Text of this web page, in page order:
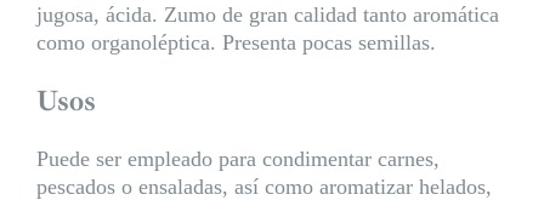
jugosa, ácida. Zumo de gran calidad tanto aromática
como organoléptica. Presenta pocas semillas.
Usos
Puede ser empleado para condimentar carnes,
pescados o ensaladas, así como aromatizar helados,